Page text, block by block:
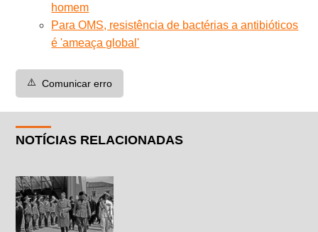
homem
Para OMS, resistência de bactérias a antibióticos
é 'ameaça global'
⚠️ Comunicar erro
NOTÍCIAS RELACIONADAS